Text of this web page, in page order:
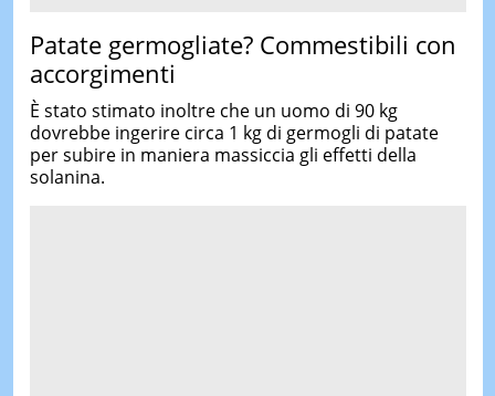
Patate germogliate? Commestibili con
accorgimenti
È stato stimato inoltre che un uomo di 90 kg
dovrebbe ingerire circa 1 kg di germogli di patate
per subire in maniera massiccia gli effetti della
solanina.